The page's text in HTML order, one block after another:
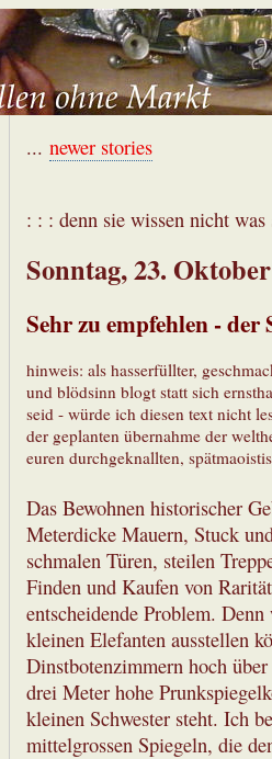
... newer stories
: : : denn sie wissen nicht
Sonntag, 23.
Sehr zu empfehlen - der
hinweis: als hasserfüllter,
und blödsinn blogt statt sich
seid - würde ich diesen text nicht
der geplanten übernahme der
euren durchgeknallten,
Das Bewohnen historischer
Meterdicke Mauern, Stuck
schmalen Türen, steilen
Finden und Kaufen von
entscheidende Problem.
kleinen Elefanten ausstellen
Dinstbotenzimmern hoch
drei Meter hohe
kleinen Schwester steht. Ich
mittelgrossen Spiegeln, die